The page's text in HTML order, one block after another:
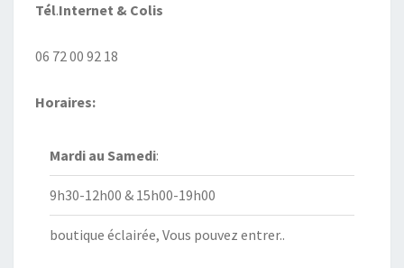
Tél.Internet & Colis
06 72 00 92 18
Horaires:
Mardi au Samedi:
9h30-12h00 & 15h00-19h00
boutique éclairée, Vous pouvez entrer..